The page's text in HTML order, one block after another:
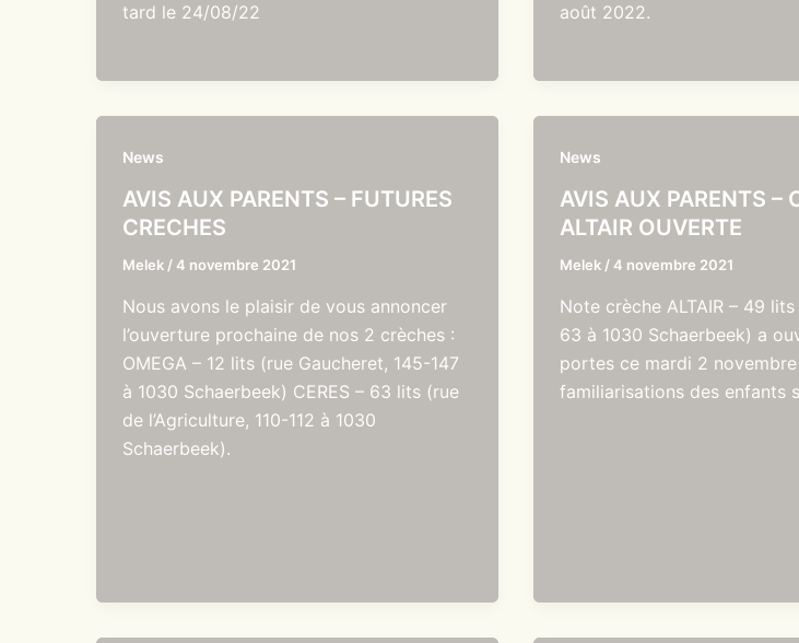
tard le 24/08/22
août 2022.
News
AVIS AUX PARENTS – FUTURES
CRECHES
Melek /4 novembre 2021
Nous avons le plaisir de vous annoncer
l’ouverture prochaine de nos 2 crèches :
OMEGA – 12 lits (rue Gaucheret, 145-147
à 1030 Schaerbeek) CERES – 63 lits (rue
de l’Agriculture, 110-112 à 1030
Schaerbeek).
News
AVIS AUX PARENTS –
ALTAIR OUVERTE
Melek /4 novembre 2021
Note crèche ALTAIR – 49
63 à 1030 Schaerbeek) a
portes ce mardi 2
familiarisations des enfants